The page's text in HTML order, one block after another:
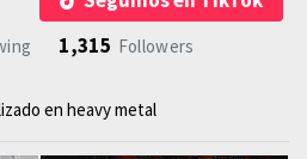
1,315 Followers
en heavy metal